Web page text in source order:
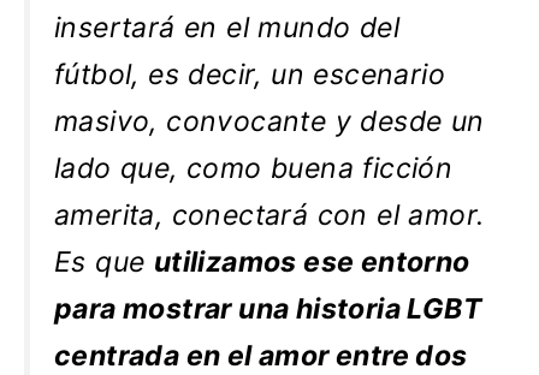
insertará en el mundo del
fútbol, es decir, un escenario
masivo, convocante y desde un
lado que, como buena ficción
amerita, conectará con el amor.
Es que utilizamos ese entorno
para mostrar una historia LGBT
centrada en el amor entre dos